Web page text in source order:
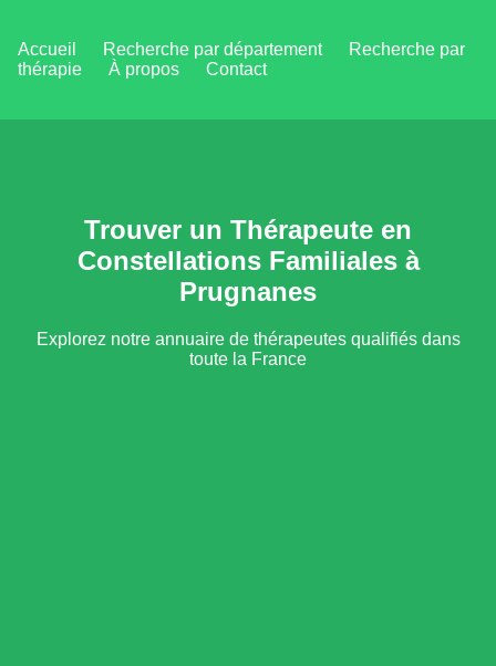
Accueil Recherche par département
Recherche par
thérapie
À propos Contact
Trouver un Thérapeute en
Constellations Familiales à
Prugnanes
Explorez notre annuaire de thérapeutes qualifiés dans
toute la France